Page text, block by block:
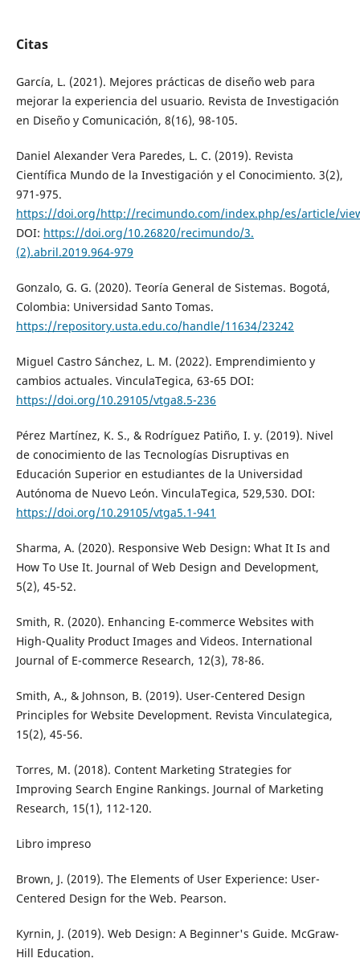
Citas
García, L. (2021). Mejores prácticas de diseño web para
mejorar la experiencia del usuario. Revista de Investigación
en Diseño y Comunicación, 8(16), 98-105.
Daniel Alexander Vera Paredes, L. C. (2019). Revista
Científica Mundo de la Investigación y el Conocimiento. 3(2),
971-975.
https://doi.org/http://recimundo.com/index.php/es/article/
DOI: https://doi.org/10.26820/recimundo/3.
(2).abril.2019.964-979
Gonzalo, G. G. (2020). Teoría General de Sistemas. Bogotá,
Colombia: Universidad Santo Tomas.
https://repository.usta.edu.co/handle/11634/23242
Miguel Castro Sánchez, L. M. (2022). Emprendimiento y
cambios actuales. VinculaTegica, 63-65 DOI:
https://doi.org/10.29105/vtga8.5-236
Pérez Martínez, K. S., & Rodríguez Patiño, I. y. (2019). Nivel
de conocimiento de las Tecnologías Disruptivas en
Educación Superior en estudiantes de la Universidad
Autónoma de Nuevo León. VinculaTegica, 529,530. DOI:
https://doi.org/10.29105/vtga5.1-941
Sharma, A. (2020). Responsive Web Design: What It Is and
How To Use It. Journal of Web Design and Development,
5(2), 45-52.
Smith, R. (2020). Enhancing E-commerce Websites with
High-Quality Product Images and Videos. International
Journal of E-commerce Research, 12(3), 78-86.
Smith, A., & Johnson, B. (2019). User-Centered Design
Principles for Website Development. Revista Vinculategica,
15(2), 45-56.
Torres, M. (2018). Content Marketing Strategies for
Improving Search Engine Rankings. Journal of Marketing
Research, 15(1), 112-120.
Libro impreso
Brown, J. (2019). The Elements of User Experience: User-
Centered Design for the Web. Pearson.
Kyrnin, J. (2019). Web Design: A Beginner's Guide. McGraw-
Hill Education.